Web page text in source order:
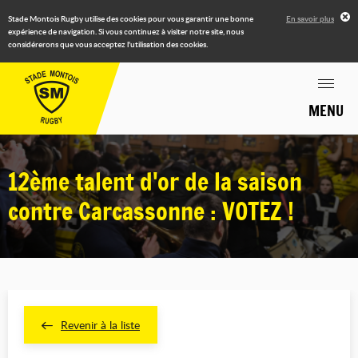
Stade Montois Rugby utilise des cookies pour vous garantir une bonne
expérience de navigation. Si vous continuez à visiter notre site, nous
considérerons que vous acceptez l'utilisation des cookies.
En savoir plus
MENU
12ème talent d'or de la saison
contre Carcassonne : VOTEZ !
Revenir à la liste